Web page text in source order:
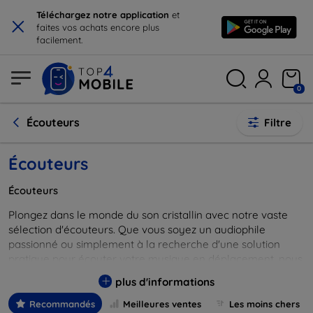
× Téléchargez notre application et
faites vos achats encore plus
facilement.
0
Écouteurs Filtre
Écouteurs
Écouteurs
Plongez dans le monde du son cristallin avec notre vaste
sélection d'écouteurs. Que vous soyez un audiophile
passionné ou simplement à la recherche d'une solution
pratique pour écouter votre musique en déplacement, nous
avons quelque chose pour vous. Nos écouteurs offrent une
qualité sonore exceptionnelle, un confort inégalé et des
designs modernes adaptés à vos besoins quotidiens.
plus d'informations
Recommandés Meilleures ventes Les moins chers